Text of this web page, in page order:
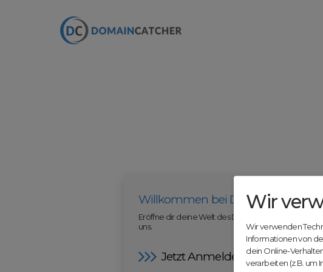
Willkommen bei
Eröffne dir deine Welt des Domainhandels mit
uns.
Jetzt Anmelden
Wir
Wir verwenden
Informationen von
dein Online-
verarbeiten (z.B. um